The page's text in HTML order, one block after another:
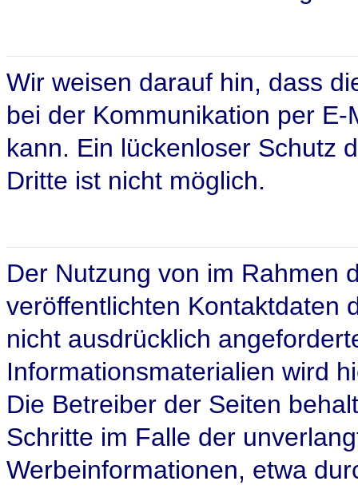
Wir weisen darauf hin, dass
bei der Kommunikation per
kann. Ein lückenloser Schutz
Dritte ist nicht möglich.
Der Nutzung von im Rahmen
veröffentlichten Kontaktdaten
nicht ausdrücklich
Informationsmaterialien wird
Die Betreiber der Seiten
Schritte im Falle der
Werbeinformationen, etwa